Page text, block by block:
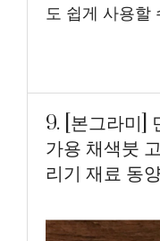
도 쉽게 사용할
9. [본그라미]
가용 채색붓
리기 재료 동